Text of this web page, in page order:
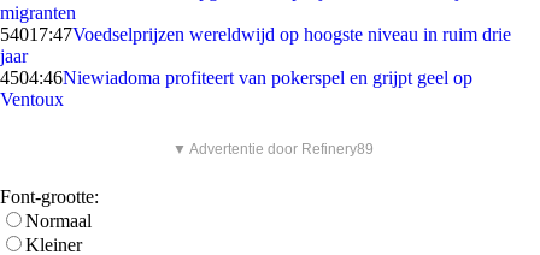
migranten
54017:47Voedselprijzen wereldwijd op hoogste niveau in ruim drie
jaar
4504:46Niewiadoma profiteert van pokerspel en grijpt geel op
Ventoux
▼ Advertentie door Refinery89
Font-grootte:
Normaal
Kleiner